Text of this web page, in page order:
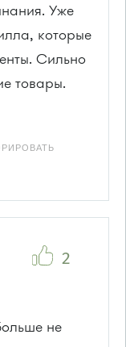
Уже
которые
Сильно
товары.
не
2